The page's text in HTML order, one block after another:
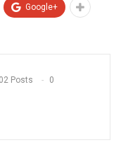
Google+
Posts 0